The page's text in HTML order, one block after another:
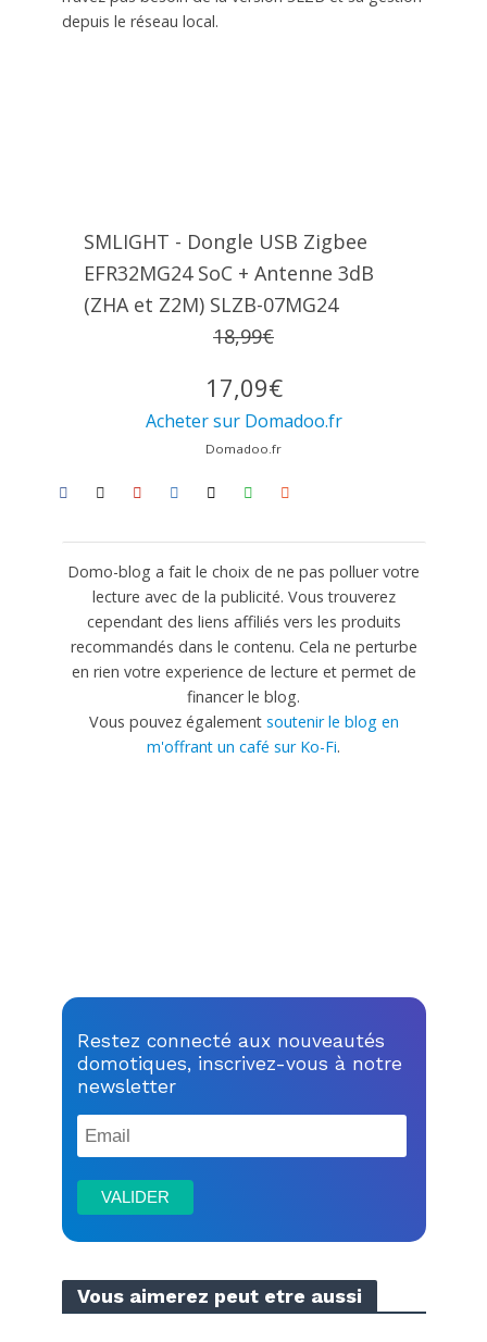
depuis le réseau local.
SMLIGHT - Dongle USB Zigbee
EFR32MG24 SoC + Antenne 3dB
(ZHA et Z2M) SLZB-07MG24
18,99€
17,09€
Acheter sur Domadoo.fr
Domadoo.fr
Domo-blog a fait le choix de ne pas polluer votre
lecture avec de la publicité. Vous trouverez
cependant des liens affiliés vers les produits
recommandés dans le contenu. Cela ne perturbe
en rien votre experience de lecture et permet de
financer le blog.
Vous pouvez également soutenir le blog en
m'offrant un café sur Ko-Fi.
Restez connecté aux nouveautés
domotiques, inscrivez-vous à notre
newsletter
Vous aimerez peut etre aussi